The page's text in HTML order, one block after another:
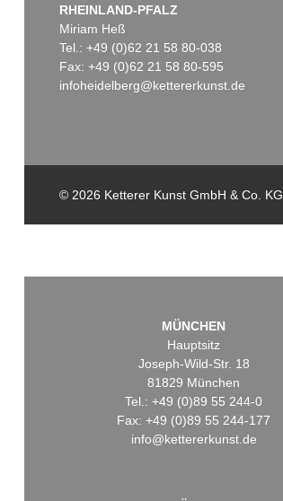
RHEINLAND-PFALZ
Miriam Heß
Tel.: +49 (0)62 21 58 80-038
Fax: +49 (0)62 21 58 80-595
infoheidelberg@kettererkunst.de
© 2026 Ketterer Kunst GmbH & Co. KG
MÜNCHEN
Hauptsitz
Joseph-Wild-Str. 18
81829 München
Tel.: +49 (0)89 55 244-0
Fax: +49 (0)89 55 244-177
info@kettererkunst.de